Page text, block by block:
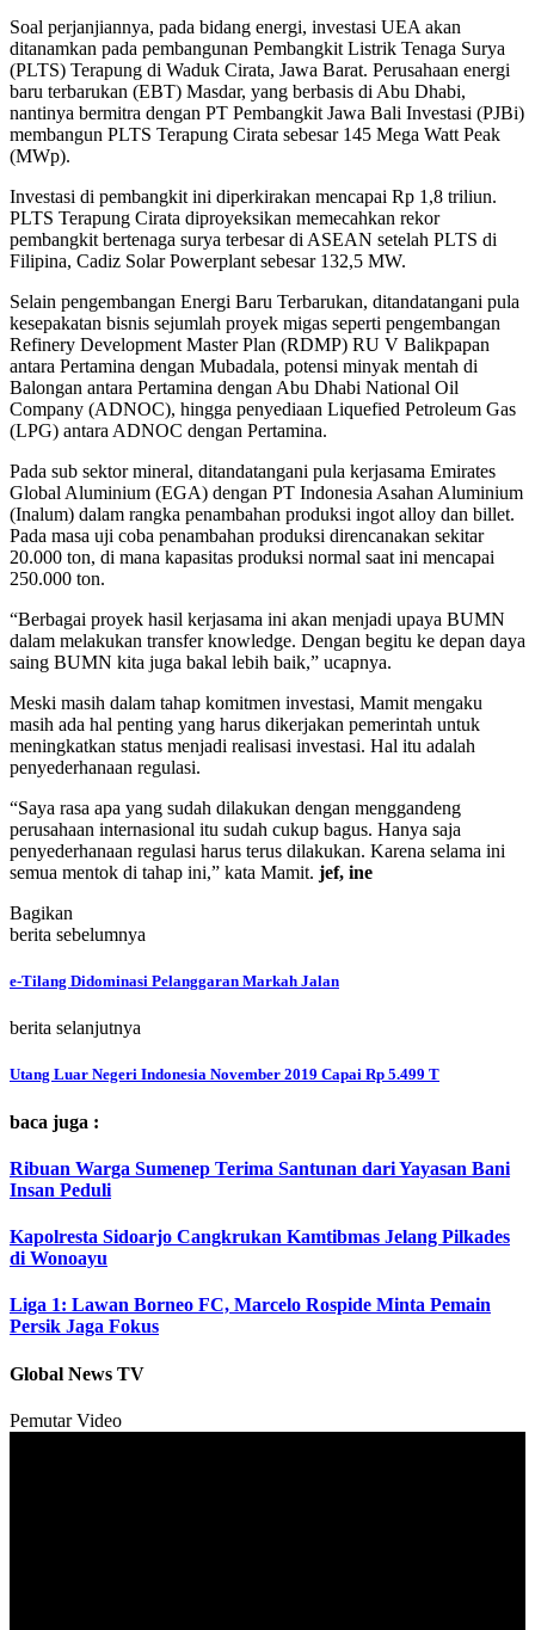
Soal perjanjiannya, pada bidang energi, investasi UEA akan
ditanamkan pada pembangunan Pembangkit Listrik Tenaga Surya
(PLTS) Terapung di Waduk Cirata, Jawa Barat. Perusahaan energi
baru terbarukan (EBT) Masdar, yang berbasis di Abu Dhabi,
nantinya bermitra dengan PT Pembangkit Jawa Bali Investasi (PJBi)
membangun PLTS Terapung Cirata sebesar 145 Mega Watt Peak
(MWp).
Investasi di pembangkit ini diperkirakan mencapai Rp 1,8 triliun.
PLTS Terapung Cirata diproyeksikan memecahkan rekor
pembangkit bertenaga surya terbesar di ASEAN setelah PLTS di
Filipina, Cadiz Solar Powerplant sebesar 132,5 MW.
Selain pengembangan Energi Baru Terbarukan, ditandatangani pula
kesepakatan bisnis sejumlah proyek migas seperti pengembangan
Refinery Development Master Plan (RDMP) RU V Balikpapan
antara Pertamina dengan Mubadala, potensi minyak mentah di
Balongan antara Pertamina dengan Abu Dhabi National Oil
Company (ADNOC), hingga penyediaan Liquefied Petroleum Gas
(LPG) antara ADNOC dengan Pertamina.
Pada sub sektor mineral, ditandatangani pula kerjasama Emirates
Global Aluminium (EGA) dengan PT Indonesia Asahan Aluminium
(Inalum) dalam rangka penambahan produksi ingot alloy dan billet.
Pada masa uji coba penambahan produksi direncanakan sekitar
20.000 ton, di mana kapasitas produksi normal saat ini mencapai
250.000 ton.
“Berbagai proyek hasil kerjasama ini akan menjadi upaya BUMN
dalam melakukan transfer knowledge. Dengan begitu ke depan daya
saing BUMN kita juga bakal lebih baik,” ucapnya.
Meski masih dalam tahap komitmen investasi, Mamit mengaku
masih ada hal penting yang harus dikerjakan pemerintah untuk
meningkatkan status menjadi realisasi investasi. Hal itu adalah
penyederhanaan regulasi.
“Saya rasa apa yang sudah dilakukan dengan menggandeng
perusahaan internasional itu sudah cukup bagus. Hanya saja
penyederhanaan regulasi harus terus dilakukan. Karena selama ini
semua mentok di tahap ini,” kata Mamit. jef, ine
Bagikan
berita sebelumnya
e-Tilang Didominasi Pelanggaran Markah Jalan
berita selanjutnya
Utang Luar Negeri Indonesia November 2019 Capai Rp 5.499 T
baca juga :
Ribuan Warga Sumenep Terima Santunan dari Yayasan Bani
Insan Peduli
Kapolresta Sidoarjo Cangkrukan Kamtibmas Jelang Pilkades
di Wonoayu
Liga 1: Lawan Borneo FC, Marcelo Rospide Minta Pemain
Persik Jaga Fokus
Global News TV
Pemutar Video